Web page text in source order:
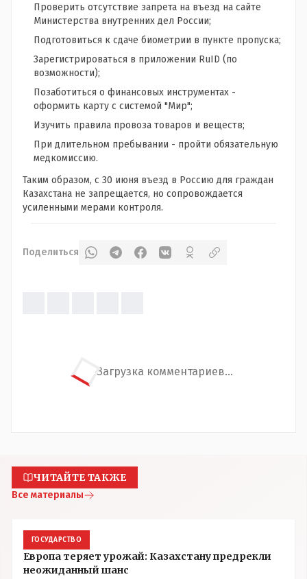
Проверить отсутствие запрета на въезд на сайте
Министерства внутренних дел России;
Подготовиться к сдаче биометрии в пункте пропуска;
Зарегистрироваться в приложении RuID (по
возможности);
Позаботиться о финансовых инструментах -
оформить карту с системой "Мир";
Изучить правила провоза товаров и веществ;
При длительном пребывании - пройти обязательную
медкомиссию.
Таким образом, с 30 июня въезд в Россию для граждан
Казахстана не запрещается, но сопровождается
усиленными мерами контроля.
Поделиться
Загрузка комментариев...
ЧИТАЙТЕ ТАКЖЕ
Все материалы
ГОСУДАРСТВО
Европа теряет урожай: Казахстану предрекли
неожиданный шанс